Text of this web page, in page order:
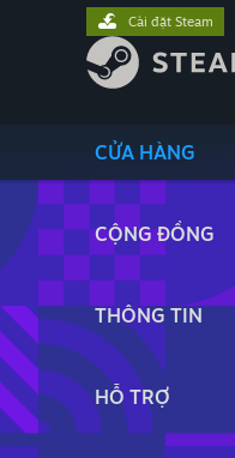
CỬA HÀNG
CỘNG ĐỒNG
THÔNG TIN
HỖ TRỢ
Cài đặt Steam